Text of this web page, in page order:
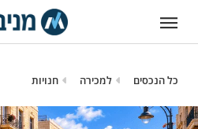
כל הנכסים למכירה חנויות